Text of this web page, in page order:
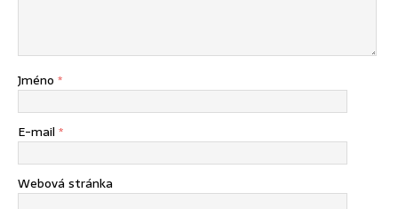
Jméno *
E-mail *
Webová stránka